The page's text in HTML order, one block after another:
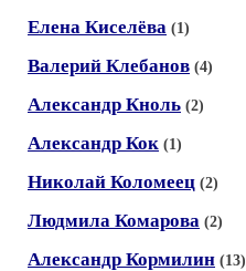
Елена Киселёва (1)
Валерий Клебанов (4)
Александр Кноль (2)
Александр Кок (1)
Николай Коломеец (2)
Людмила Комарова (2)
Александр Кормилин (13)